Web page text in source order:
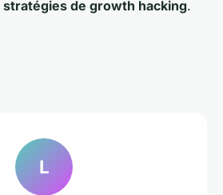
stratégies de growth hacking.
L